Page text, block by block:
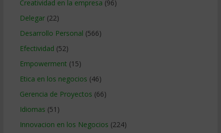
Creatividad en la empresa (96)
Delegar(22)
Desarrollo Personal (566)
Efectividad (52)
Empowerment (15)
Etica en los negocios (46)
Gerencia de Proyectos (66)
Idiomas (51)
Innovacion en los Negocios (224)